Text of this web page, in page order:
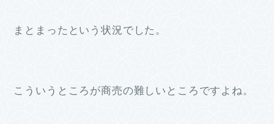
まとまったという状況でした。
こういうところが商売の難しいところですよね。